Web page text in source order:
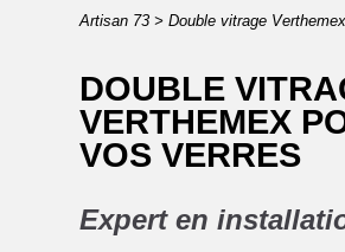
Artisan 73> Double vitrage
DOUBLE
VERTHEMEX
VOS VERRES
Expert en